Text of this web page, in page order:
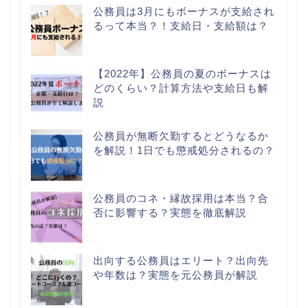
公務員は3月にもボーナスが支給され
るって本当？！支給日・支給額は？
【2022年】公務員の夏のボーナスは
どのくらい？計算方法や支給日も解
説
公務員が無断欠勤するとどうなるか
を解説！1日でも懲戒処分されるの？
公務員のコネ・縁故採用は本当？合
否に影響する？実態を徹底解説
出向する公務員はエリート？出向先
や年数は？実態を元公務員が解説